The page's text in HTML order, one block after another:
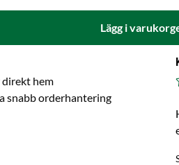
Lägg i
hem
snabb orderhantering